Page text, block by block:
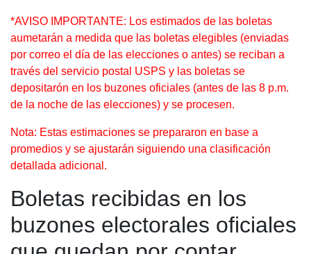
*AVISO IMPORTANTE: Los estimados de las boletas
aumetarán a medida que las boletas elegibles (enviadas
por correo el día de las elecciones o antes) se reciban a
través del servicio postal USPS y las boletas se
depositarón en los buzones oficiales (antes de las 8 p.m.
de la noche de las elecciones) y se procesen.
Nota: Estas estimaciones se prepararon en base a
promedios y se ajustarán siguiendo una clasificación
detallada adicional.
Boletas recibidas en los
buzones electorales oficiales